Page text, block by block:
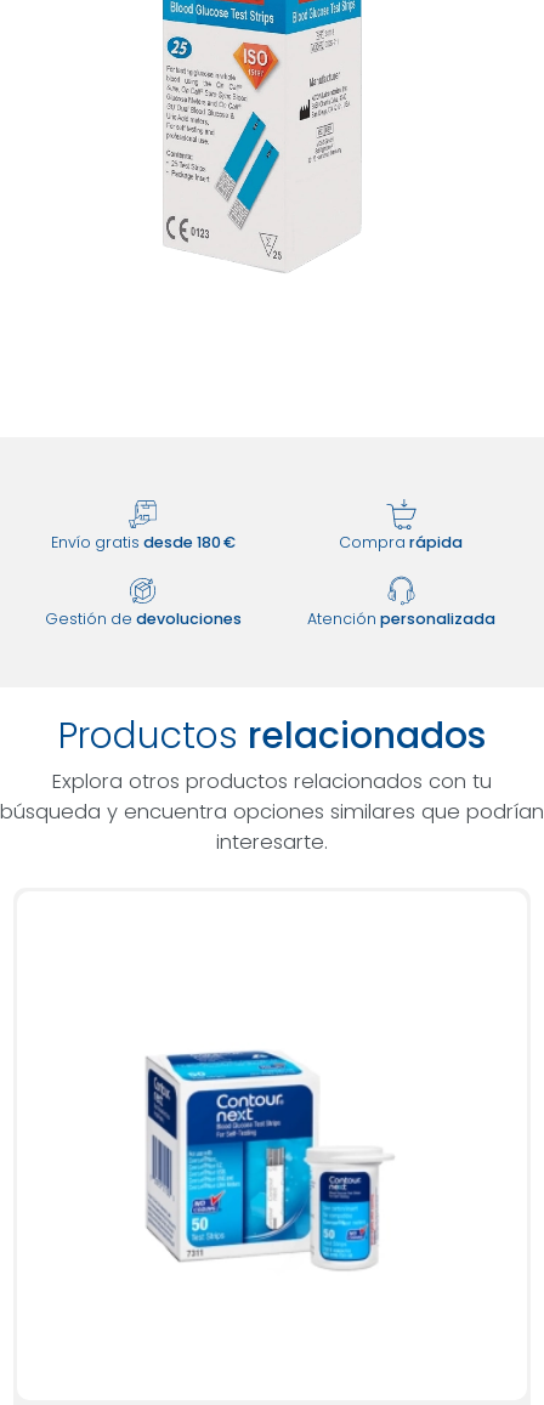
Envío gratis desde 180 € Comprarápida
Gestión de devoluciones Atención personalizada
Productos relacionados
Explora otros productos relacionados con tu
búsqueda y encuentra opciones similares que podrían
interesarte.